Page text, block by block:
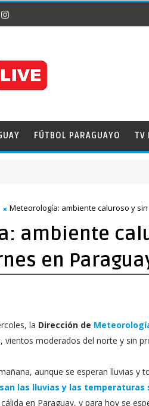
FÚTBOL PARAGUAYO TV
Meteorología: ambiente caluroso y
ambiente
en
la Dirección de
vientos moderados del norte y sin
aunque se esperan lluvias y
las lluvias y las temperaturas
en Paraguay, y para hoy se